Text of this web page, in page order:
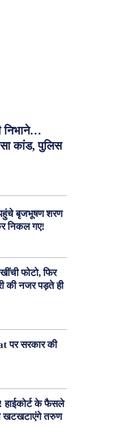
निभाने…
कांड, पुलिस
पहुंचे बृजभूषण शरण
निकल गए!
फोटो, फिर
की नजर पड़ते ही
पर सरकार की
हाईकोर्ट के फैसले
खटखटाएंगे तरुण